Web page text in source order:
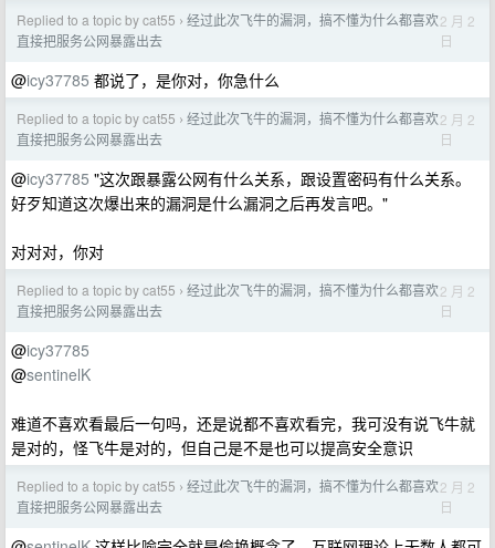
Replied to a topic by cat55 › 经过此次飞牛的漏洞，搞不懂为什么都喜欢
直接把服务公网暴露出去
2 月 2
日
@icy37785 都说了，是你对，你急什么
Replied to a topic by cat55 › 经过此次飞牛的漏洞，搞不懂为什么都喜欢
直接把服务公网暴露出去
2 月 2
日
@icy37785 "这次跟暴露公网有什么关系，跟设置密码有什么关系。
好歹知道这次爆出来的漏洞是什么漏洞之后再发言吧。"
对对对，你对
Replied to a topic by cat55 › 经过此次飞牛的漏洞，搞不懂为什么都喜欢
直接把服务公网暴露出去
2 月 2
日
@icy37785
@sentinelK
难道不喜欢看最后一句吗，还是说都不喜欢看完，我可没有说飞牛就
是对的，怪飞牛是对的，但自己是不是也可以提高安全意识
Replied to a topic by cat55 › 经过此次飞牛的漏洞，搞不懂为什么都喜欢
直接把服务公网暴露出去
2 月 2
日